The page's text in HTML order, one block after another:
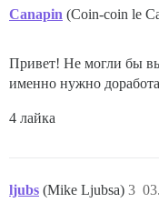
Canapin (Coin-coin le
Привет! Не могли бы
именно нужно
4 лайка
ljubs (Mike Ljubsa) 3